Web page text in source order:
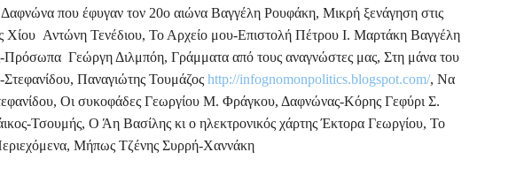
που έφυγαν τον 20ο αιώνα Βαγγέλη Ρουφάκη, Μικρή ξενάγηση στις
Χίου Αντώνη Τενέδιου, Το Αρχείο μου-Επιστολή Πέτρου Ι. Μαρτάκη Βαγγέλη
Γεώργη Διλμπόη, Γράμματα από τους αναγνώστες μας, Στη μάνα του
Παναγιώτης Τουμάζος http://infognomonpolitics.blogspot.com/, Να
Οι συκοφάδες Γεωργίου Μ. Φράγκου, Δαφνώνας-Κόρης Γεφύρι Σ.
Τσουμής, Ο Άη Βασίλης κι ο ηλεκτρονικός χάρτης Έκτορα Γεωργίου, Το
Μήπως Τζένης Συρρή-Χαννάκη